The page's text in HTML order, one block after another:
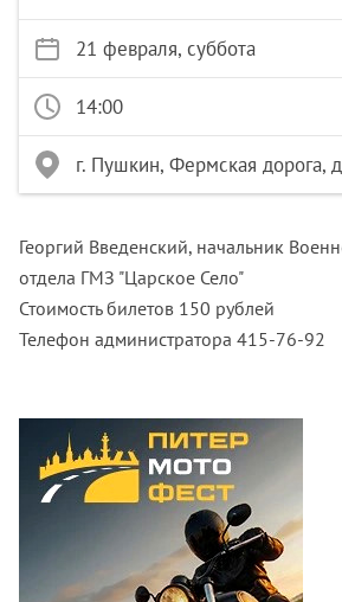
21 февраля, суббота
14:00
г. Пушкин, Фермская дорога,
Георгий Введенский, начальник
отдела ГМЗ "Царское Село"
Стоимость билетов 150 рублей
Телефон администратора 415-76-92